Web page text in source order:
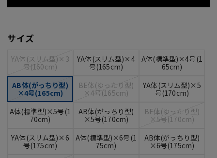
サイズ
YA体(スリム型)×3
号(160cm)
YA体(スリム型)×4
号(165cm)
A体(標準型)×4号(1
65cm)
AB体(がっちり型)
×4号(165cm)
BE体(ゆったり型)
×4号(165cm)
YA体(スリム型)×5
号(170cm)
A体(標準型)×5号(1
70cm)
AB体(がっちり型)
×5号(170cm)
BE体(ゆったり型)
×5号(170cm)
YA体(スリム型)×6
号(175cm)
A体(標準型)×6号(1
75cm)
AB体(がっちり型)
×6号(175cm)